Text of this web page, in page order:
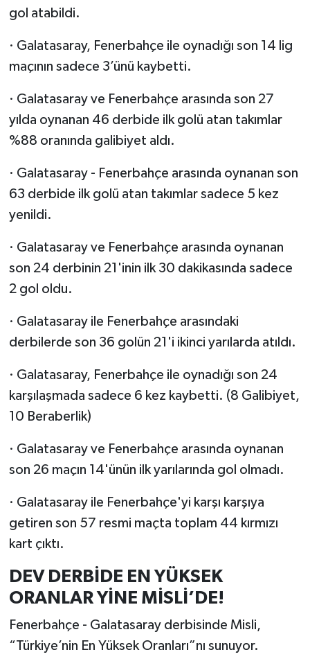
gol atabildi.
· Galatasaray, Fenerbahçe ile oynadığı son 14 lig
maçının sadece 3’ünü kaybetti.
· Galatasaray ve Fenerbahçe arasında son 27
yılda oynanan 46 derbide ilk golü atan takımlar
%88 oranında galibiyet aldı.
· Galatasaray - Fenerbahçe arasında oynanan son
63 derbide ilk golü atan takımlar sadece 5 kez
yenildi.
· Galatasaray ve Fenerbahçe arasında oynanan
son 24 derbinin 21'inin ilk 30 dakikasında sadece
2 gol oldu.
· Galatasaray ile Fenerbahçe arasındaki
derbilerde son 36 golün 21'i ikinci yarılarda atıldı.
· Galatasaray, Fenerbahçe ile oynadığı son 24
karşılaşmada sadece 6 kez kaybetti. (8 Galibiyet,
10 Beraberlik)
· Galatasaray ve Fenerbahçe arasında oynanan
son 26 maçın 14'ünün ilk yarılarında gol olmadı.
· Galatasaray ile Fenerbahçe'yi karşı karşıya
getiren son 57 resmi maçta toplam 44 kırmızı
kart çıktı.
DEV DERBİDE EN YÜKSEK
ORANLAR YİNE MİSLİ’DE!
Fenerbahçe - Galatasaray derbisinde Misli,
“Türkiye’nin En Yüksek Oranları”nı sunuyor.